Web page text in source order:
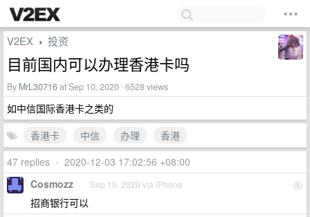
V2EX › 投资
目前国内可以办理香港卡吗
By MrL30716at Sep 10, 2020 · 6528 views
如中信国际香港卡之类的
香港卡
中信 办理
香港
47 replies • 2020-12-03 17:02:56 +08:00
1
Cosmozz Sep 10, 2020 via iPhone
招商银行可以